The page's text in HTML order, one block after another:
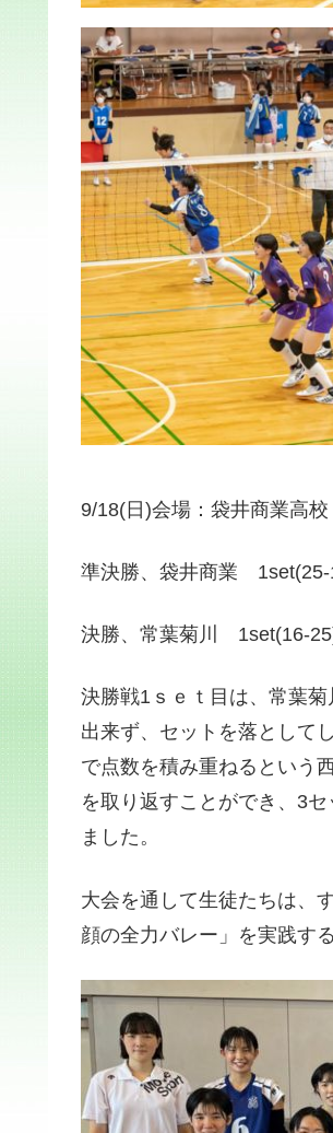
9/18(日)会場：袋井商業高校
準決勝、袋井商業
決勝、常葉菊川 1set(16-
決勝戦1ｓｅｔ目は、常葉
出来ず、セットを落として
で点数を積み重ねるという
を取り返すことができ、3
ました。
大会を通して生徒たちは、
顔の全力バレー」を実践す